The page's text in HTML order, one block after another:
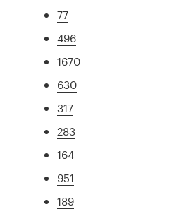
77
496
1670
630
317
283
164
951
189